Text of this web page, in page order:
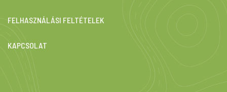
FELHASZNÁLÁSI FELTÉTELEK
KAPCSOLAT